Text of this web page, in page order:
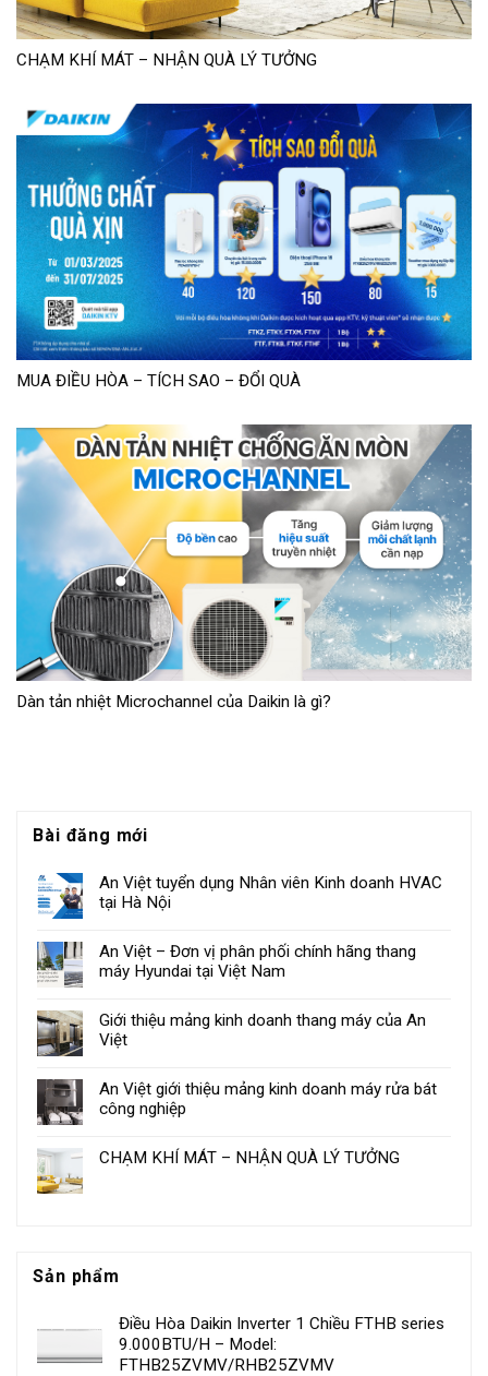
CHẠM KHÍ MÁT – NHẬN QUÀ LÝ TƯỞNG
MUA ĐIỀU HÒA – TÍCH SAO – ĐỔI QUÀ
Dàn tản nhiệt Microchannel của Daikin là gì?
Bài đăng mới
An Việt tuyển dụng Nhân viên Kinh doanh HVAC
tại Hà Nội
An Việt – Đơn vị phân phối chính hãng thang
máy Hyundai tại Việt Nam
Giới thiệu mảng kinh doanh thang máy của An
Việt
An Việt giới thiệu mảng kinh doanh máy rửa bát
công nghiệp
CHẠM KHÍ MÁT – NHẬN QUÀ LÝ TƯỞNG
Sản phẩm
Điều Hòa Daikin Inverter 1 Chiều FTHB series
9.000BTU/H – Model:
FTHB25ZVMV/RHB25ZVMV